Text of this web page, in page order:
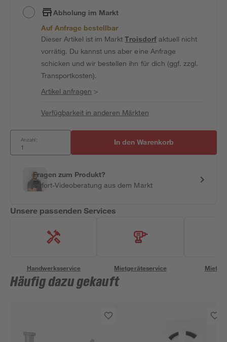
Abholung im Markt
Auf Anfrage bestellbar
Dieser Artikel ist im MarktTroisdorfaktuell nicht
vorrätig. Du kannst uns aber eine Anfrage
schicken und wir bestellen ihn für dich (ggf. zzgl.
Transportkosten).
Artikel anfragen >
Verfügbarkeit in anderen Märkten
Anzahl: In den Warenkorb
Fragen zum Produkt?
Sofort-Videoberatung aus dem Markt
Unsere passenden Services
Handwerksservice Mietgeräteservice
Häufig dazu gekauft